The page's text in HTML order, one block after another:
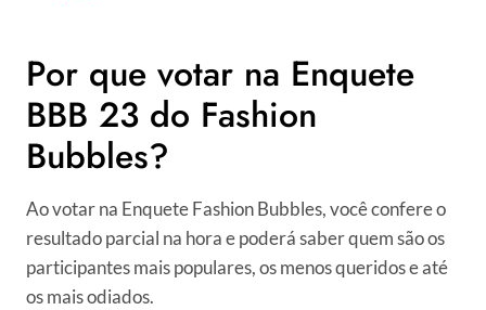
Por que votar na Enquete
BBB 23 do Fashion
Bubbles?
Ao votar na Enquete Fashion Bubbles, você confere o
resultado parcial na hora e poderá saber quem são os
participantes mais populares, os menos queridos e até
os mais odiados.